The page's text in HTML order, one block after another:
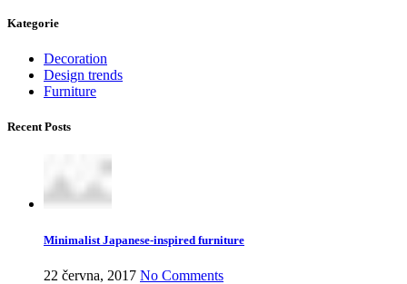
Kategorie
Decoration
Design trends
Furniture
Recent Posts
Minimalist Japanese-inspired furniture
22 června, 2017 No Comments